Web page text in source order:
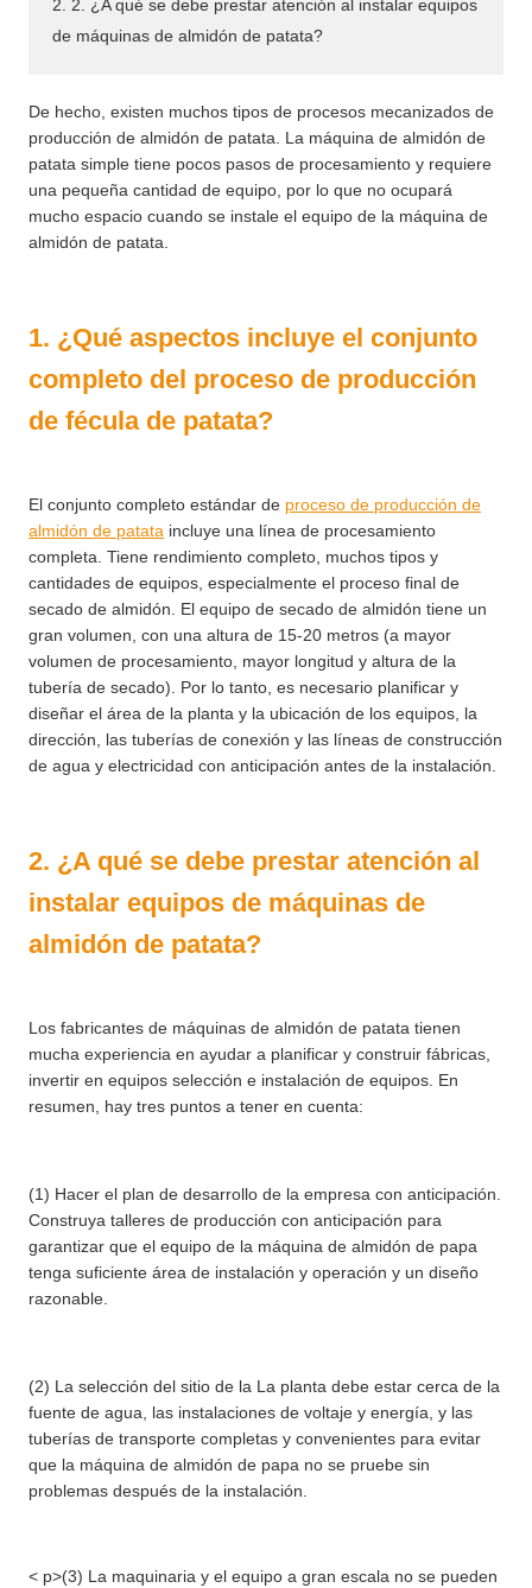
2. 2. ¿A qué se debe prestar atención al instalar equipos
de máquinas de almidón de patata?
De hecho, existen muchos tipos de procesos mecanizados de
producción de almidón de patata. La máquina de almidón de
patata simple tiene pocos pasos de procesamiento y requiere
una pequeña cantidad de equipo, por lo que no ocupará
mucho espacio cuando se instale el equipo de la máquina de
almidón de patata.
1. ¿Qué aspectos incluye el conjunto
completo del proceso de producción
de fécula de patata?
El conjunto completo estándar de proceso de producción de
almidón de patata incluye una línea de procesamiento
completa. Tiene rendimiento completo, muchos tipos y
cantidades de equipos, especialmente el proceso final de
secado de almidón. El equipo de secado de almidón tiene un
gran volumen, con una altura de 15-20 metros (a mayor
volumen de procesamiento, mayor longitud y altura de la
tubería de secado). Por lo tanto, es necesario planificar y
diseñar el área de la planta y la ubicación de los equipos, la
dirección, las tuberías de conexión y las líneas de construcción
de agua y electricidad con anticipación antes de la instalación.
2. ¿A qué se debe prestar atención al
instalar equipos de máquinas de
almidón de patata?
Los fabricantes de máquinas de almidón de patata tienen
mucha experiencia en ayudar a planificar y construir fábricas,
invertir en equipos selección e instalación de equipos. En
resumen, hay tres puntos a tener en cuenta:
(1) Hacer el plan de desarrollo de la empresa con anticipación.
Construya talleres de producción con anticipación para
garantizar que el equipo de la máquina de almidón de papa
tenga suficiente área de instalación y operación y un diseño
razonable.
(2) La selección del sitio de la La planta debe estar cerca de la
fuente de agua, las instalaciones de voltaje y energía, y las
tuberías de transporte completas y convenientes para evitar
que la máquina de almidón de papa no se pruebe sin
problemas después de la instalación.
< p>(3) La maquinaria y el equipo a gran escala no se pueden